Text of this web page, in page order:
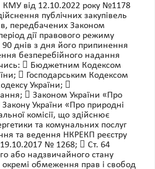
КМУ від 12.10.2022 року №1178
публічних закупівель
передбачених Законом
дії правового режиму
90 днів з дня його припинення
безперебійного надання
 Бюджетним Кодексом
 Господарським Кодексом
України; 
 Законом України «Про
Закону України «Про природні
комісії, що здійснює
та комунальних послуг
та ведення НКРЕКП реєстру
19.10.2017 № 1268;  Ст. 64
або надзвичайного стану
обмеження прав і свобод